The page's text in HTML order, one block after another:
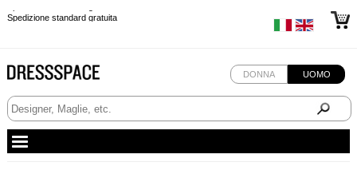
Spedizione standard gratuita
DONNA UOMO